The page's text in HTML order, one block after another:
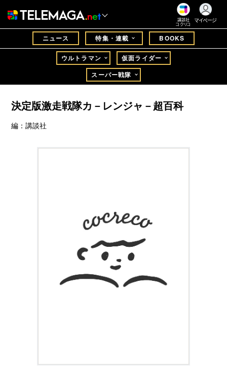
講談社
コクリコ
マイページ
ニュース 特集・連載 BOOKS
ウルトラマン
仮面ライダー
スーパー戦隊
決定版激走戦隊カ－レンジャ－超百科
編：講談社